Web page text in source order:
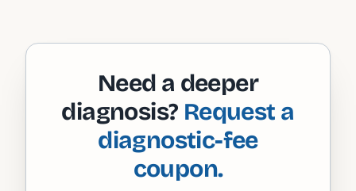
Need a deeper
diagnosis? Request a
diagnostic-fee
coupon.